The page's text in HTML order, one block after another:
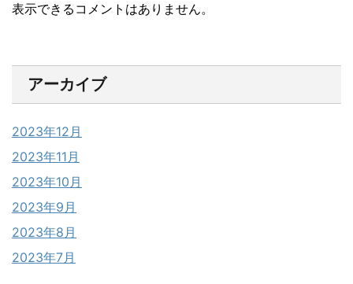
表示できるコメントはありません。
アーカイブ
2023年12月
2023年11月
2023年10月
2023年9月
2023年8月
2023年7月